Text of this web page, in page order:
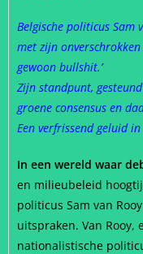
Belgische politicus Sam
met zijn
gewoon bullshit.’
Zijn standpunt,
groene consensus en
Een verfrissend geluid
In een wereld waar
en milieubeleid
politicus Sam van
uitspraken. Van Rooy,
nationalistische